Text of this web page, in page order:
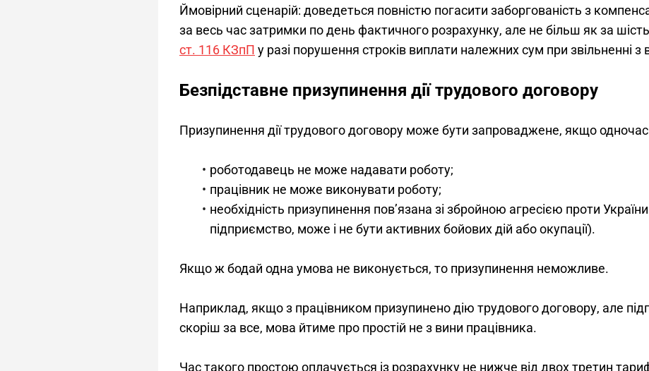
Ймовірний сценарій: доведеться повністю погасити заборгованість з
за весь час затримки по день фактичного розрахунку, але не більш як за
ст. 116 КЗпП у разі порушення строків виплати належних сум при звільненні
Безпідставне призупинення дії трудового договору
Призупинення дії трудового договору може бути запроваджене, якщо
роботодавець не може надавати роботу;
працівник не може виконувати роботу;
необхідність призупинення пов’язана зі збройною агресією проти
підприємство, може і не бути активних бойових дій або окупації).
Якщо ж бодай одна умова не виконується, то призупинення неможливе.
Наприклад, якщо з працівником призупинено дію трудового договору, але
скоріш за все, мова йтиме про простій не з вини працівника.
Час такого простою оплачується із розрахунку не нижче від двох третин